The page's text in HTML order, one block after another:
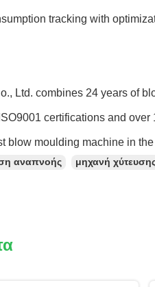
tracking with
Ltd. combines 24 years of
certifications and over
blow moulding machine in
αναπνοής μηχανή